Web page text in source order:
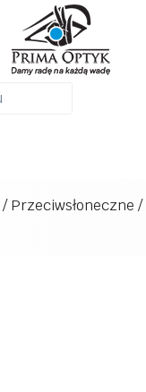
/Przeciwsłoneczne /